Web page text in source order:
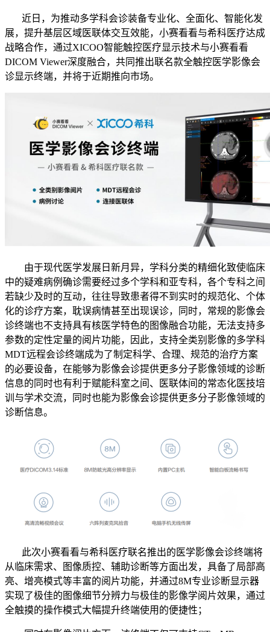
近日，为推动多学科会诊装备专业化、全面化、智能化发
展，提升基层区域医联体交互效能，小赛看看与希科医疗达成
战略合作，通过XICOO智能触控医疗显示技术与小赛看看
DICOM Viewer深度融合，共同推出联名款全触控医学影像会
诊显示终端，并将于近期推向市场。
由于现代医学发展日新月异，学科分类的精细化致使临床
中的疑难病例确诊需要经过多个学科和亚专科，各个专科之间
若缺少及时的互动，往往导致患者得不到实时的规范化、个体
化的诊疗方案，耽误病情甚至出现误诊，同时，常规的影像会
诊终端也不支持具有核医学特色的图像融合功能，无法支持多
参数的定性定量的阅片功能，因此，支持全类别影像的多学科
MDT远程会诊终端成为了制定科学、合理、规范的治疗方案
的必要设备，在能够为影像会诊提供更多分子影像领域的诊断
信息的同时也有利于赋能科室之间、医联体间的常态化医技培
训与学术交流，同时也能为影像会诊提供更多分子影像领域的
诊断信息。
此次小赛看看与希科医疗联名推出的医学影像会诊终端将
从临床需求、图像质控、辅助诊断等方面出发，具备了局部高
亮、增亮模式等丰富的阅片功能，并通过8M专业诊断显示器
实现了极佳的图像细节分辨力与极佳的影像学阅片效果，通过
全触摸的操作模式大幅提升终端使用的便捷性；